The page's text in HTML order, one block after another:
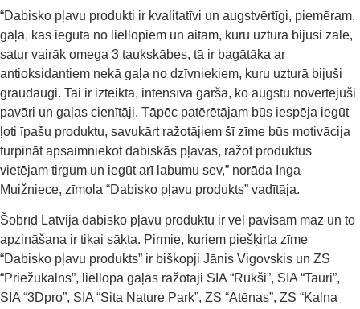
“Dabisko pļavu produkti ir kvalitatīvi un augstvērtīgi, piemēram,
gaļa, kas iegūta no liellopiem un aitām, kuru uzturā bijusi zāle,
satur vairāk omega 3 taukskābes, tā ir bagātāka ar
antioksidantiem nekā gaļa no dzīvniekiem, kuru uzturā bijuši
graudaugi. Tai ir izteikta, intensīva garša, ko augstu novērtējuši
pavāri un gaļas cienītāji. Tāpēc patērētājam būs iespēja iegūt
ļoti īpašu produktu, savukārt ražotājiem šī zīme būs motivācija
turpināt apsaimniekot dabiskās pļavas, ražot produktus
vietējam tirgum un iegūt arī labumu sev,” norāda Inga
Muižniece, zīmola “Dabisko pļavu produkts” vadītāja.
Šobrīd Latvijā dabisko pļavu produktu ir vēl pavisam maz un to
apzināšana ir tikai sākta. Pirmie, kuriem piešķirta zīme
“Dabisko pļavu produkts” ir biškopji Jānis Vigovskis un ZS
“Priežukalns”, liellopa gaļas ražotāji SIA “Rukši”, SIA “Tauri”,
SIA “3Dpro”, SIA “Sita Nature Park”, ZS “Atēnas”, ZS “Kalna